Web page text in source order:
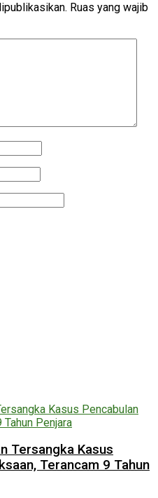
Ruas yang wajib
Tersangka Kasus
Terancam 9 Tahun